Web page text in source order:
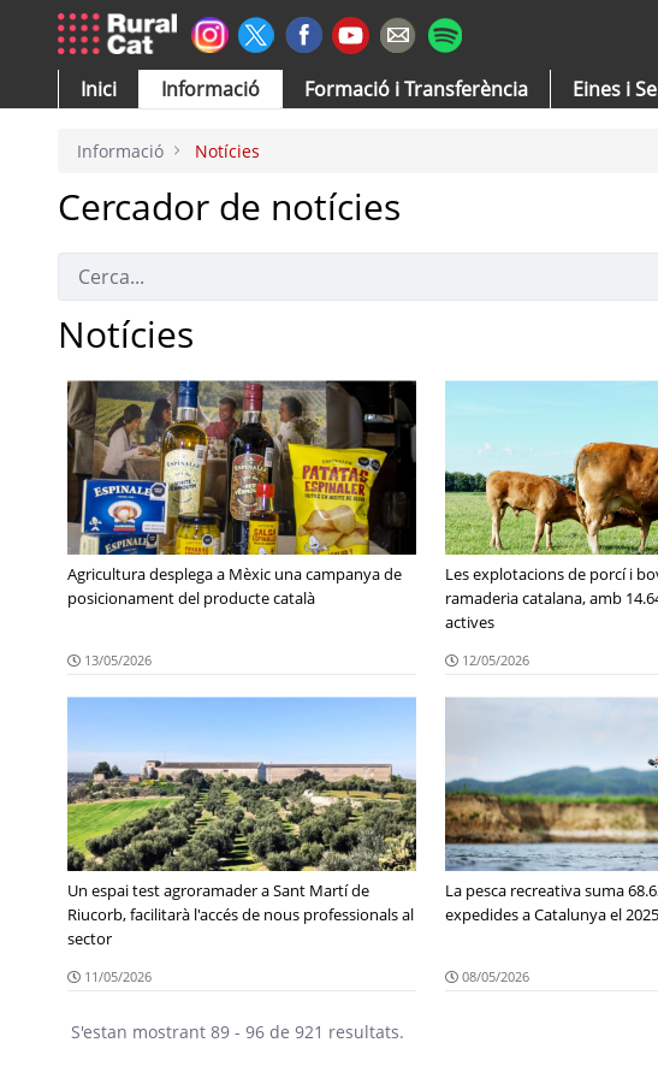
Salta al contingut principal
Inici Informació Formació i Transferència Eines i
Informació Notícies
Cercador de notícies
Notícies
Agricultura desplega a Mèxic una campanya de
posicionament del producte català
13/05/2026
Les explotacions de porcí i
ramaderia catalana, amb
actives
12/05/2026
Un espai test agroramader a Sant Martí de
Riucorb, facilitarà l'accés de nous professionals al
sector
11/05/2026
La pesca recreativa suma
expedides a Catalunya el 2025
08/05/2026
S'estan mostrant 89 - 96 de 921 resultats.